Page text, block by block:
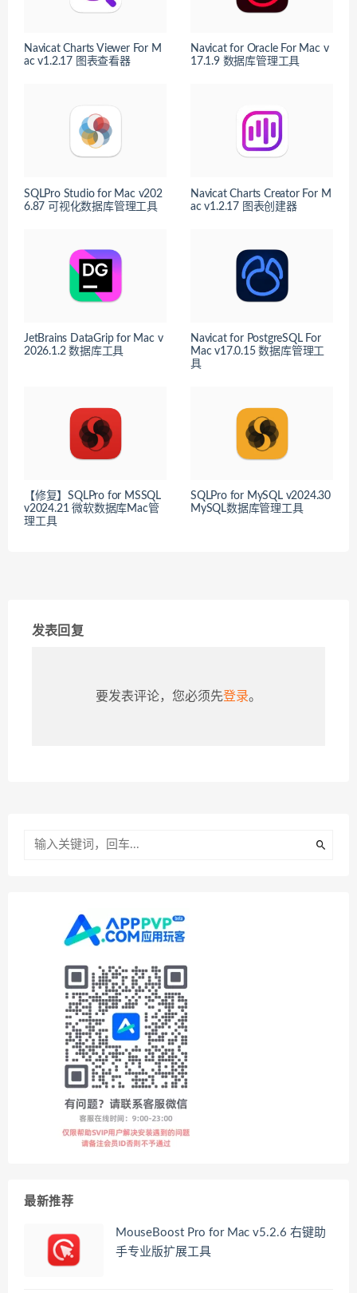
Navicat Charts Viewer For M
ac v1.2.17 图表查看器
Navicat for Oracle For Mac v
17.1.9 数据库管理工具
SQLPro Studio for Mac v202
6.87 可视化数据库管理工具
Navicat Charts Creator For M
ac v1.2.17 图表创建器
JetBrains DataGrip for Mac v
2026.1.2 数据库工具
Navicat for PostgreSQL For
Mac v17.0.15 数据库管理工
具
【修复】SQLPro for MSSQL
v2024.21 微软数据库Mac管
理工具
SQLPro for MySQL v2024.30
MySQL数据库管理工具
发表回复
要发表评论，您必须先登录。
最新推荐
MouseBoost Pro for Mac v5.2.6 右键助
手专业版扩展工具